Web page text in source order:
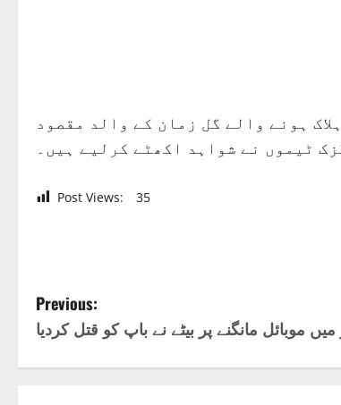
کے درمیان ہے۔واقعے کا مقدمہ ہلاک ہونے والے گل زمان کے والد مقصود
Post Views: 35
P
o
Previous:
میں موبائل مانگنے پر بیٹے نے باپ کو قتل کردیا